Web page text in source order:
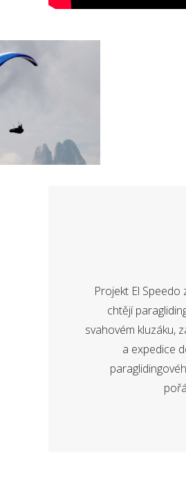
Projekt El Speedo
chtějí
svahovém kluzáku,
a expedice